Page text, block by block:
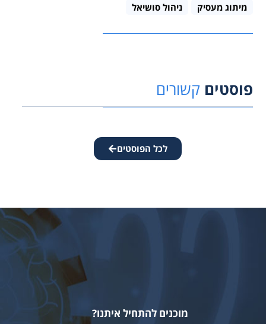
מיתוג מעסיק
ניהול סושיאל
פוסטים קשורים
לכל הפוסטים
מוכנים להתחיל איתנו?